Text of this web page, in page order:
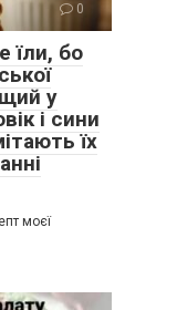
0
їли, бо
у
і сини
їх
моєї